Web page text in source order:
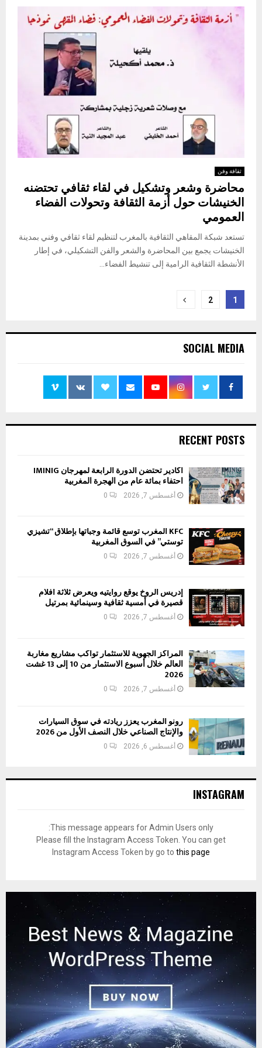
ثقافة وفن
محاضرة وشعر وتشكيل في لقاء ثقافي تحتضنه
الخنيشات حول أزمة الثقافة وتحولات الفضاء
العمومي
تستعد شبكة المقاهي الثقافية بالمغرب لتنظيم لقاء ثقافي وفني بمدينة
الخنيشات يجمع بين المحاضرة والشعر والفن التشكيلي، في إطار
الأنشطة الثقافية الرامية إلى تنشيط الفضاء...
تعدد
المقالات
1
2
SOCIAL MEDIA
RECENT POSTS
أكادير تحتضن الدورة الرابعة لمهرجان IMINIG
احتفاء بمائة عام من الهجرة المغربية
أغسطس 7, 2026 0
KFC المغرب توسع قائمة وجباتها بإطلاق “تشيزي
توستي” في السوق المغربية
أغسطس 7, 2026 0
إدريس الروخ يوقع روايتيه ويعرض ثلاثة أفلام
قصيرة في أمسية ثقافية وسينمائية بمرتيل
أغسطس 7, 2026 0
المراكز الجهوية للاستثمار تواكب مشاريع مغاربة
العالم خلال أسبوع الاستثمار من 10 إلى 13 غشت
2026
أغسطس 7, 2026 0
رونو المغرب يعزز ريادته في سوق السيارات
والإنتاج الصناعي خلال النصف الأول من 2026
أغسطس 6, 2026 0
INSTAGRAM
This message appears for Admin Users only:
Please fill the Instagram Access Token. You can get
Instagram Access Token by go to this page